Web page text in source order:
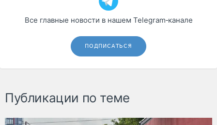
Все главные новости в нашем Telegram‑канале
ПОДПИСАТЬСЯ
Публикации по теме